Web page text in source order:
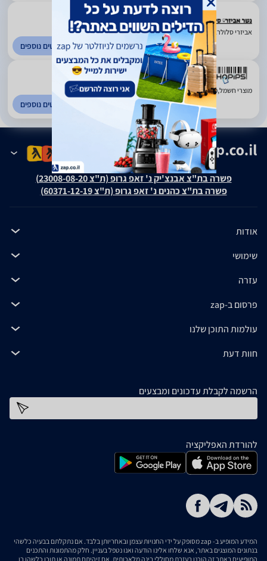
5
(15)
אביזרי סלולר. ירושלים
לפרטים נוספים
5
(689)
מוצרי חשמל,מדפסות,מחשבים, סלולר. מישור אדומים
לפרטים נוספים
פשרה בת"צ אבנצ'יק נ' זאפ גרופ (ת"צ 23008-08-20)
פשרה בת"צ כהנים נ' זאפ גרופ (ת"צ 60371-12-19)
אודות
שימושי
עזרה
פרסום ב-zap
עולמות התוכן שלנו
חוות דעת
הרשמה לקבלת עדכונים ומבצעים
להורדת האפליקציה
המידע המופיע ב- zap מסופק על ידי החנויות עצמן ובאחריותן בלבד. אם נתקלתם בבעיה כלשהי
בנתונים המוצגים באתר, אנא שלחו אלינו הודעה ואנו נטפל בעניין. חלק מהתמונות והתכנים
המופיעים באתר זה הוכנו בעזרת מחוללי בינה מלאכותית. אם זיהיתם תמונה או תוכן כלשהו בו